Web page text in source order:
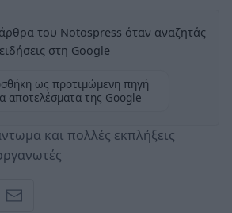
του Notospress όταν αναζητάς
ειδήσεις στη Google
ως προτιμώμενη πηγή
αποτελέσματα της Google
και πολλές εκπλήξεις